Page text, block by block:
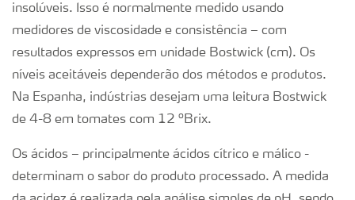
insolúveis. Isso é normalmente medido usando
medidores de viscosidade e consistência – com
resultados expressos em unidade Bostwick (cm). Os
níveis aceitáveis dependerão dos métodos e produtos.
Na Espanha, indústrias desejam uma leitura Bostwick
de 4-8 em tomates com 12 o Brix.
Os ácidos – principalmente ácidos cítrico e málico -
determinam o sabor do produto processado. A medida